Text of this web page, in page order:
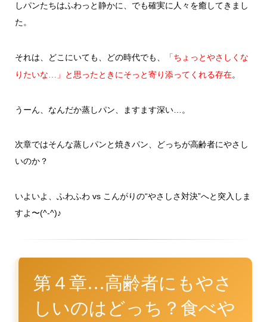
しパンたちはふわっと静かに、でも確実に人々を癒してきまし
た。
それは、どこにいても、どの時代でも、
「ちょっとやさしくな
りたいな…」と思ったときにそっと寄り添ってくれる存在。
うーん、なんだか蒸しパン、ますます深い…。
次章ではそんな蒸しパンと焼きパン、どっちが高齢者にやさし
いのか？
いよいよ、ふわふわ vs こんがりの“やさしさ対決”へと突入しま
すよ〜(^-^)♪
第４章…高齢者にもやさ
しいのはどっち？食べや